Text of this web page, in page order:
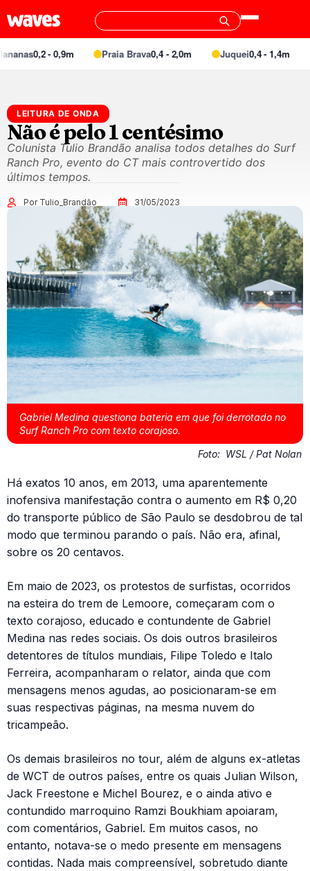
0,2 - 0,9m Praia Brava0,4 - 2,0m Juquei0,4 - 1,4m
LEITURA DE ONDA
Não é pelo 1 centésimo
Colunista Tulio Brandão analisa todos detalhes do Surf
Ranch Pro, evento do CT mais controvertido dos
últimos tempos.
Por Tulio_Brandão 31/05/2023
Gabriel Medina questiona bateria em que foi derrotado no
Surf Ranch Pro com texto corajoso.
Foto: WSL / Pat Nolan
Há exatos 10 anos, em 2013, uma aparentemente
inofensiva manifestação contra o aumento em R$ 0,20
do transporte público de São Paulo se desdobrou de tal
modo que terminou parando o país. Não era, afinal,
sobre os 20 centavos.
Em maio de 2023, os protestos de surfistas, ocorridos
na esteira do trem de Lemoore, começaram com o
texto corajoso, educado e contundente de Gabriel
Medina nas redes sociais. Os dois outros brasileiros
detentores de títulos mundiais, Filipe Toledo e Italo
Ferreira, acompanharam o relator, ainda que com
mensagens menos agudas, ao posicionaram-se em
suas respectivas páginas, na mesma nuvem do
tricampeão.
Os demais brasileiros no tour, além de alguns ex-atletas
de WCT de outros países, entre os quais Julian Wilson,
Jack Freestone e Michel Bourez, e o ainda ativo e
contundido marroquino Ramzi Boukhiam apoiaram,
com comentários, Gabriel. Em muitos casos, no
entanto, notava-se o medo presente em mensagens
contidas. Nada mais compreensível, sobretudo diante